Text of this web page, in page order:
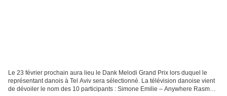
Le 23 février prochain aura lieu le Dank Melodi Grand Prix lors duquel le
représentant danois à Tel Aviv sera sélectionné. La télévision danoise vient
de dévoiler le nom des 10 participants : Simone Emilie – Anywhere Rasmus